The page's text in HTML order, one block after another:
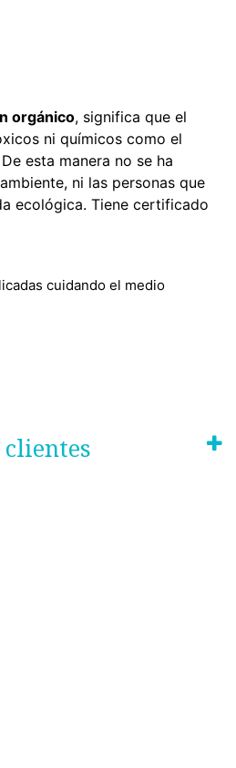
orgánico, significa que el
ni químicos como el
esta manera no se ha
ni las personas que
ecológica. Tiene certificado
cuidando el medio
clientes